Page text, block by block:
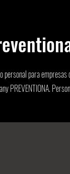
personal para
PREVENTIONA.